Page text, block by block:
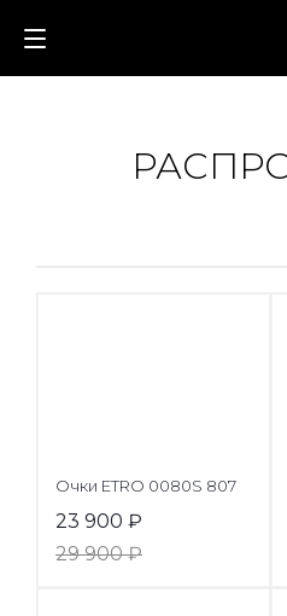
Очки ETRO 0080S 807
23 900 ₽
29 900₽